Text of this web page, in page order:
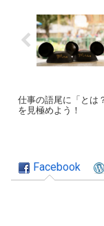
仕事の語尾に「とは
を見極めよう！
Facebook